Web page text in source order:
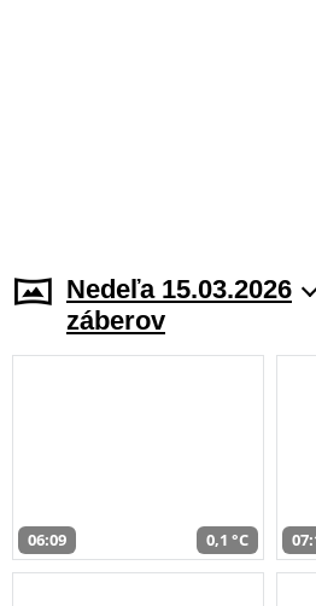
Nedeľa 15.03.2026
záberov
06:09 0,1 °C